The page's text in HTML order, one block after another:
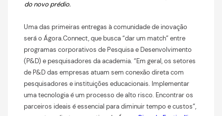
do novo prédio.
Uma das primeiras entregas à comunidade de inovação
será o Ágora.Connect, que busca “dar um match” entre
programas corporativos de Pesquisa e Desenvolvimento
(P&D) e pesquisadores da academia. “Em geral, os setores
de P&D das empresas atuam sem conexão direta com
pesquisadores e instituições educacionais. Implementar
uma tecnologia é um processo de alto risco. Encontrar os
parceiros ideais é essencial para diminuir tempo e custos”,